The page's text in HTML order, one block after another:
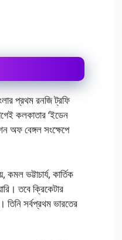
প্রথম রনজি ট্রফি
কলকাতার ‘ইডেন
অফ বেঙ্গল সংক্ষেপে‌
ভট্টাচার্য, কার্তিক
তবে ক্রিকেটার
তিনি সর্বপ্রথম ভারতের